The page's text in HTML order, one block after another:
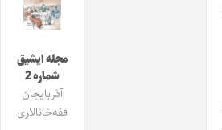
مجله ایشیق
شماره 2
آذربایجان
قفه‌خانالاری